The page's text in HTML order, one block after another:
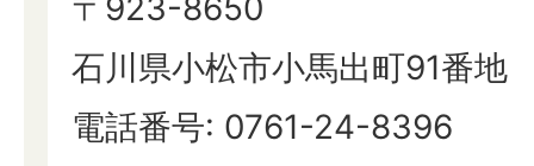
〒923-8650
石川県小松市小馬出町91番地
電話番号: 0761-24-8396